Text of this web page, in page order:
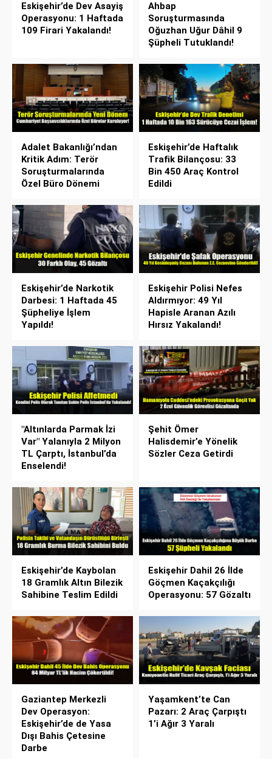
Eskişehir’de Dev Asayiş
Operasyonu: 1 Haftada
109 Firari Yakalandı!
Ahbap
Soruşturmasında
Oğuzhan Uğur Dâhil 9
Şüpheli Tutuklandı!
Adalet Bakanlığı’ndan
Kritik Adım: Terör
Soruşturmalarında
Özel Büro Dönemi
Eskişehir’de Haftalık
Trafik Bilançosu: 33
Bin 450 Araç Kontrol
Edildi
Eskişehir’de Narkotik
Darbesi: 1 Haftada 45
Şüpheliye İşlem
Yapıldı!
Eskişehir Polisi Nefes
Aldırmıyor: 49 Yıl
Hapisle Aranan Azılı
Hırsız Yakalandı!
"Altınlarda Parmak İzi
Var" Yalanıyla 2 Milyon
TL Çarptı, İstanbul’da
Enselendi!
Şehit Ömer
Halisdemir’e Yönelik
Sözler Ceza Getirdi
Eskişehir’de Kaybolan
18 Gramlık Altın Bilezik
Sahibine Teslim Edildi
Eskişehir Dahil 26 İlde
Göçmen Kaçakçılığı
Operasyonu: 57 Gözaltı
Gaziantep Merkezli
Dev Operasyon:
Eskişehir’de de Yasa
Dışı Bahis Çetesine
Darbe
Yaşamkent’te Can
Pazarı: 2 Araç Çarpıştı
1’i Ağır 3 Yaralı